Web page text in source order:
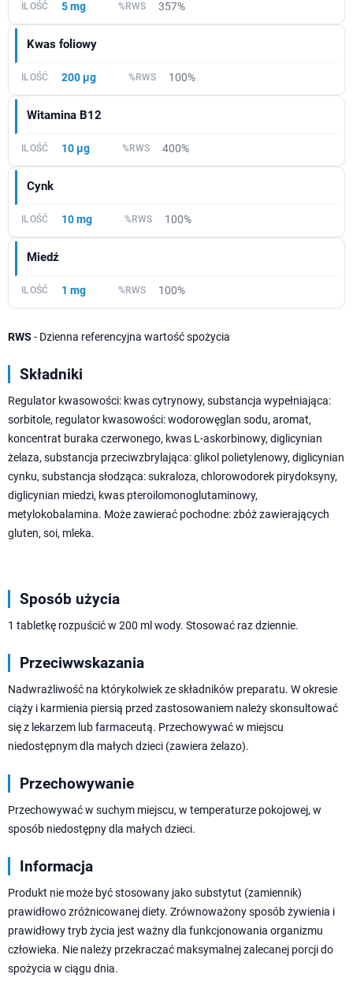
5 mg 357%
Kwas foliowy
200 µg 100%
Witamina B12
10 µg 400%
Cynk
10 mg 100%
Miedź
1 mg 100%
RWS - Dzienna referencyjna wartość spożycia
Składniki
Regulator kwasowości: kwas cytrynowy, substancja wypełniająca:
sorbitole, regulator kwasowości: wodorowęglan sodu, aromat,
koncentrat buraka czerwonego, kwas L-askorbinowy, diglicynian
żelaza, substancja przeciwzbrylająca: glikol polietylenowy, diglicynian
cynku, substancja słodząca: sukraloza, chlorowodorek pirydoksyny,
diglicynian miedzi, kwas pteroilomonoglutaminowy,
metylokobalamina. Może zawierać pochodne: zbóż zawierających
gluten, soi, mleka.
Sposób użycia
1 tabletkę rozpuścić w 200 ml wody. Stosować raz dziennie.
Przeciwwskazania
Nadwrażliwość na którykolwiek ze składników preparatu. W okresie
ciąży i karmienia piersią przed zastosowaniem należy skonsultować
się z lekarzem lub farmaceutą. Przechowywać w miejscu
niedostępnym dla małych dzieci (zawiera żelazo).
Przechowywanie
Przechowywać w suchym miejscu, w temperaturze pokojowej, w
sposób niedostępny dla małych dzieci.
Informacja
Produkt nie może być stosowany jako substytut (zamiennik)
prawidłowo zróżnicowanej diety. Zrównoważony sposób żywienia i
prawidłowy tryb życia jest ważny dla funkcjonowania organizmu
człowieka. Nie należy przekraczać maksymalnej zalecanej porcji do
spożycia w ciągu dnia.